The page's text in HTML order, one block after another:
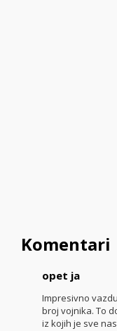
Komentari
opet ja
Impresivno
broj vojnika. To
iz kojih je sve